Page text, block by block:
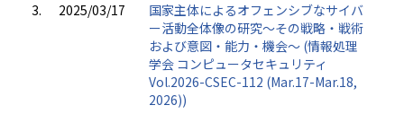
3. 2025/03/17
国家主体によるオフェンシブなサイバ
ー活動全体像の研究～その戦略・戦術
および意図・能力・機会～ (情報処理
学会 コンピュータセキュリティ
Vol.2026-CSEC-112 (Mar.17-Mar.18,
2026))